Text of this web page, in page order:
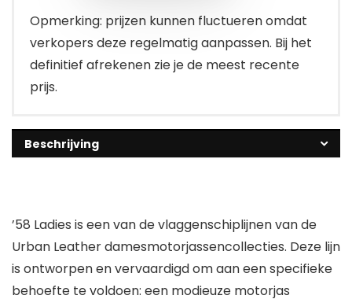
Opmerking: prijzen kunnen fluctueren omdat
verkopers deze regelmatig aanpassen. Bij het
definitief afrekenen zie je de meest recente
prijs.
Beschrijving
’58 Ladies is een van de vlaggenschiplijnen van de
Urban Leather damesmotorjassencollecties. Deze lijn
is ontworpen en vervaardigd om aan een specifieke
behoefte te voldoen: een modieuze motorjas